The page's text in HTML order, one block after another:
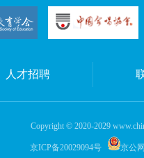
人才招聘
Copyright © 2020-2029
京ICP备20029094号 京公